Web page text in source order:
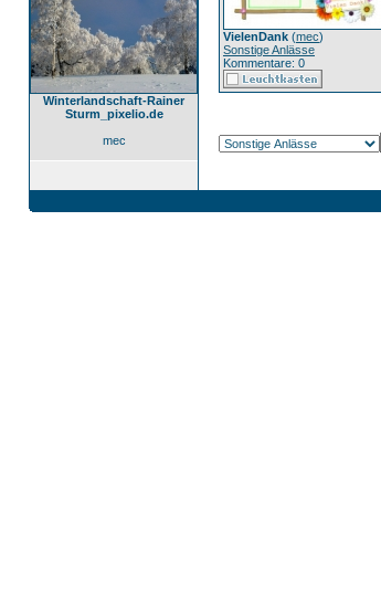
Winterlandschaft-Rainer
Sturm_pixelio.de
mec
VielenDank (mec)
Sonstige Anlässe
Kommentare: 0